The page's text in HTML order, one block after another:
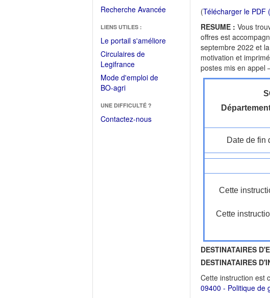
Recherche Avancée
LIENS UTILES :
Le portail s'améliore(Fichier
Circulaires de
Legifrance(Ouvrir
dans
une
fenêtre)
Mode d'emploi de
BO-agri(Ouvrir
une
nouvelle
UNE DIFFICULTÉ ?
Contactez-nous
(Télécharger le PDF
RESUME : Vous
offres est
septembre 2022 et
motivation et
postes mis en appel
Date de fin
Cette
Cette
DESTINATAIRES
DESTINATAIRES
Cette instruction est
09400 - Politique de